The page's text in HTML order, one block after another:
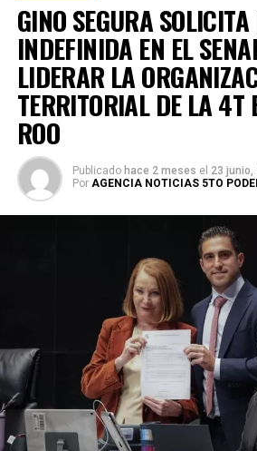
GINO SEGURA
INDEFINIDA EN EL
LIDERAR LA
TERRITORIAL DE LA 4T
ROO
Publicado hace 2 meses el 23 junio,
Por AGENCIA NOTICIAS 5TO